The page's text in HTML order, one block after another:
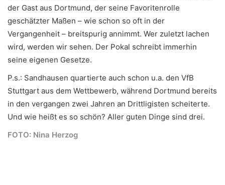
der Gast aus Dortmund, der seine Favoritenrolle
geschätzter Maßen – wie schon so oft in der
Vergangenheit – breitspurig annimmt. Wer zuletzt lachen
wird, werden wir sehen. Der Pokal schreibt immerhin
seine eigenen Gesetze.
P.s.: Sandhausen quartierte auch schon u.a. den VfB
Stuttgart aus dem Wettbewerb, während Dortmund bereits
in den vergangen zwei Jahren an Drittligisten scheiterte.
Und wie heißt es so schön? Aller guten Dinge sind drei.
FOTO: Nina Herzog